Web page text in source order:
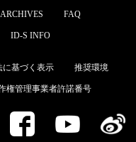
ARCHIVES FAQ
ID-S INFO
に基づく表示 推奨環境
権管理事業者許諾番号